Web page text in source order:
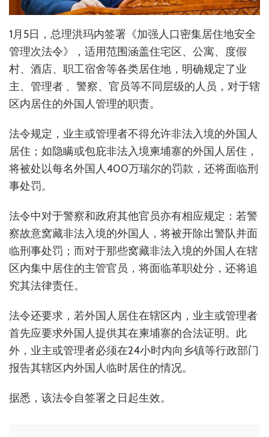
1月5日，总理洪玛内签署《加强人口密集居住地安全
管理次法令》，适用范围涵盖住宅区、公寓、度假
村、酒店、职工宿舍等各类居住地，明确规定了业
主、管理者 、警察、官员等不同层级的人员，对于辖
区内居住的外国人管理的职责。
法令规定，业主或管理者不得允许非法入境的外国人
居住；如隐瞒或包庇非法入境柬埔寨的外国人居住，
将被处以每名外国人400万瑞尔的罚款，还将面临刑
事处罚。
法令中对于警察和政府其他官员亦有相应规定：若警
察故意窝藏非法入境的外国人，将被开除出警队并面
临刑事处罚；而对于那些窝藏非法入境的外国人在辖
区内集中居住的主管官员，将面临革职处分，还将追
究其法律责任。
法令还要求，若外国人居住在辖区内，业主或管理者
首先应要求外国人提供其在柬埔寨的合法证明。此
外，业主或管理者必须在24小时内向乡镇等行政部门
报告其辖区内外国人临时居住的情况。
据悉，该法令自签署之日起生效。